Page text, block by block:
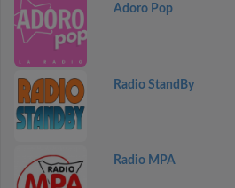
Adoro Pop
Radio StandBy
Radio MPA